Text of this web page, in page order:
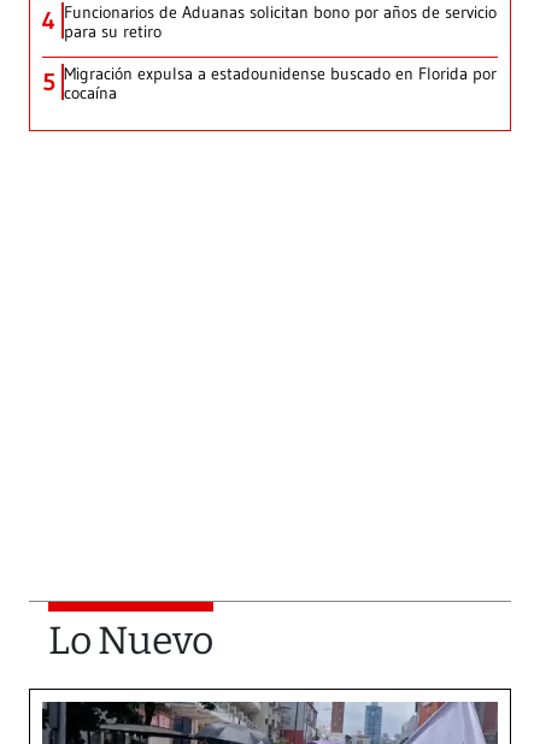
4 Funcionarios de Aduanas solicitan bono por años de servicio
para su retiro
5 Migración expulsa a estadounidense buscado en Florida por
cocaína
Lo Nuevo